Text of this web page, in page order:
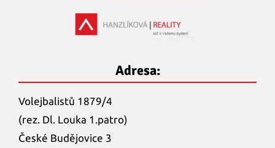
Adresa:
Volejbalistů 1879/4
(rez. Dl. Louka 1.patro)
České Budějovice 3